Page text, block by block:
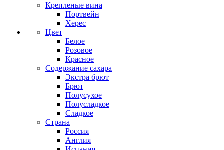
Крепленые вина
Портвейн
Херес
Цвет
Белое
Розовое
Красное
Содержание сахара
Экстра брют
Брют
Полусухое
Полусладкое
Сладкое
Страна
Россия
Англия